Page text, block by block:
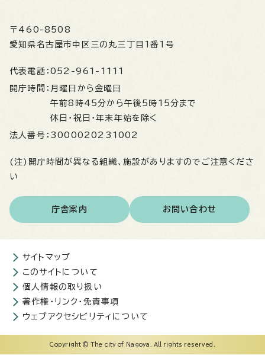
〒460-8508
愛知県名古屋市中区三の丸三丁目1番1号
代表電話： 052-961-1111
開庁時間： 月曜日から金曜日
午前8時45分から午後5時15分まで
休日・祝日・年末年始を除く
法人番号： 3000020231002
(注)開庁時間が異なる組織、施設がありますのでご注意くださ
い
庁舎案内 お問い合わせ
サイトマップ
このサイトについて
個人情報の取り扱い
著作権・リンク・免責事項
ウェブアクセシビリティについて
Copyright © The city of Nagoya. All rights reserved.